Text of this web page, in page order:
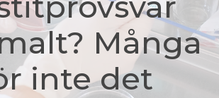
Många
inte det